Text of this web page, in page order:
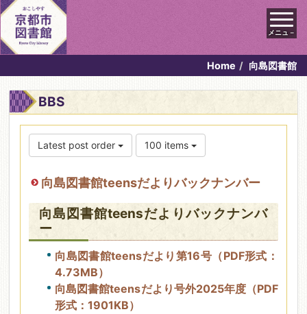
メニュ－
Home 向島図書館
BBS
Latest post order 100 items
向島図書館teensだよりバックナンバー
向島図書館teensだよりバックナンバ
ー
向島図書館teensだより第16号（PDF形式：
4.73MB）
向島図書館teensだより号外2025年度（PDF
形式：1901KB）